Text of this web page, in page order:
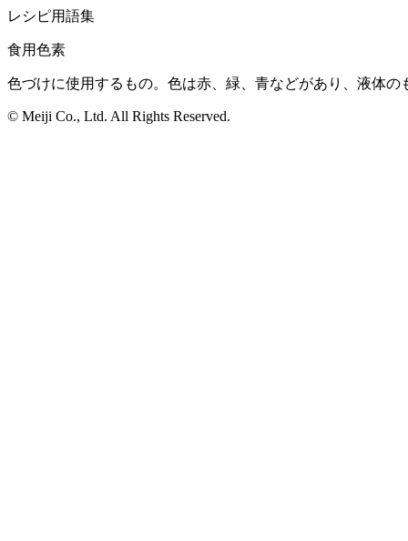
レシピ用語集
食用色素
色づけに使用するもの。色は赤、緑、青などがあり、液体
© Meiji Co., Ltd. All Rights Reserved.